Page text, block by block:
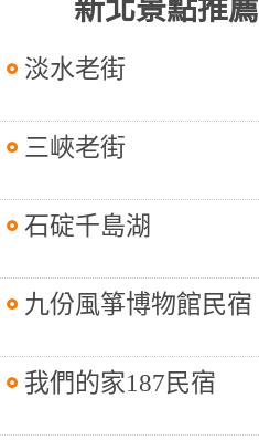
新北景點推薦
淡水老街
三峽老街
石碇千島湖
九份風箏博物館民宿
我們的家187民宿